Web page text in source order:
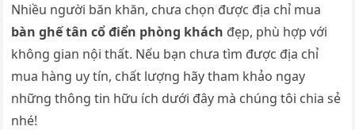
Nhiều người băn khăn, chưa chọn được địa chỉ mua
bàn ghế tân cổ điển phòng khách đẹp, phù hợp với
không gian nội thất. Nếu bạn chưa tìm được địa chỉ
mua hàng uy tín, chất lượng hãy tham khảo ngay
những thông tin hữu ích dưới đây mà chúng tôi chia sẻ
nhé!